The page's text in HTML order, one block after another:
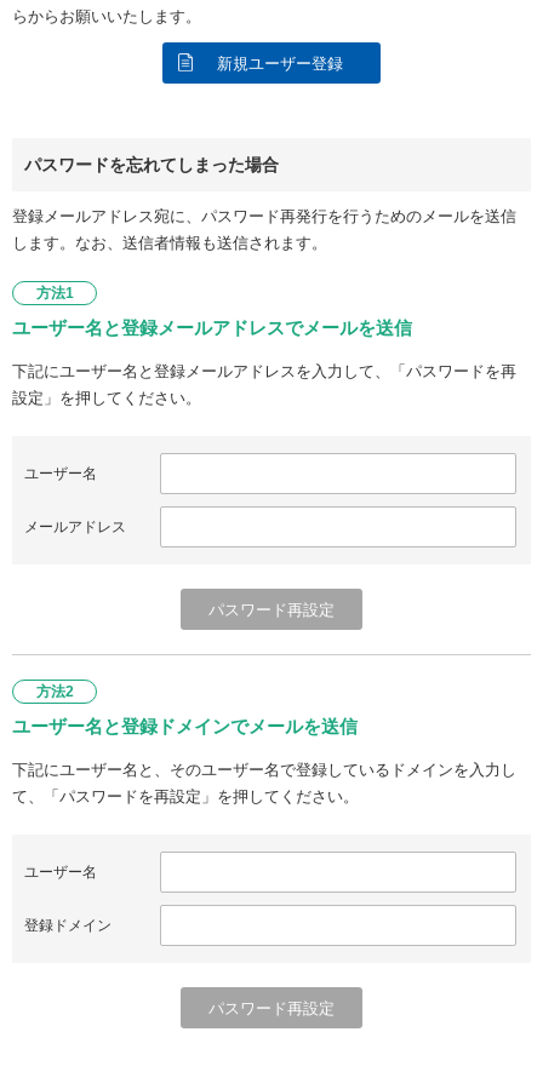
らからお願いいたします。
新規ユーザー登録
パスワードを忘れてしまった場合
登録メールアドレス宛に、パスワード再発行を行うためのメールを送信
します。なお、送信者情報も送信されます。
方法1
ユーザー名と登録メールアドレスでメールを送信
下記にユーザー名と登録メールアドレスを入力して、「パスワードを再
設定」を押してください。
ユーザー名
メールアドレス
方法2
ユーザー名と登録ドメインでメールを送信
下記にユーザー名と、そのユーザー名で登録しているドメインを入力し
て、「パスワードを再設定」を押してください。
ユーザー名
登録ドメイン